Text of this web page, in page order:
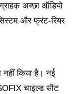
अच्छा ऑडियो
और फ्रंट-रियर
किया है। नई
चाइल्ड सीट